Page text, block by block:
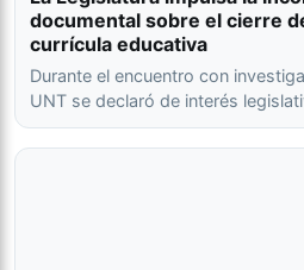
documental sobre el cierre
currícula educativa
Durante el encuentro con
UNT se declaró de interés